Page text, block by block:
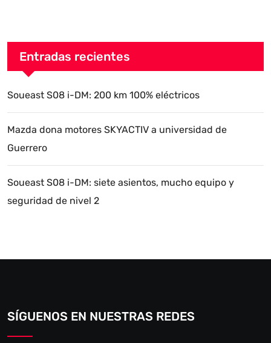
Entradas recientes
Soueast S08 i-DM: 200 km 100% eléctricos
Mazda dona motores SKYACTIV a universidad de
Guerrero
Soueast S08 i-DM: siete asientos, mucho equipo y
seguridad de nivel 2
SÍGUENOS EN NUESTRAS REDES